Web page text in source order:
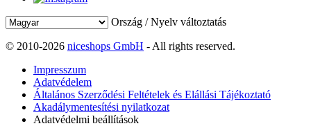
Ország / Nyelv változtatás
© 2010-2026 niceshops GmbH - All rights reserved.
Impresszum
Adatvédelem
Általános Szerződési Feltételek és Elállási Tájékoztató
Akadálymentesítési nyilatkozat
Adatvédelmi beállítások